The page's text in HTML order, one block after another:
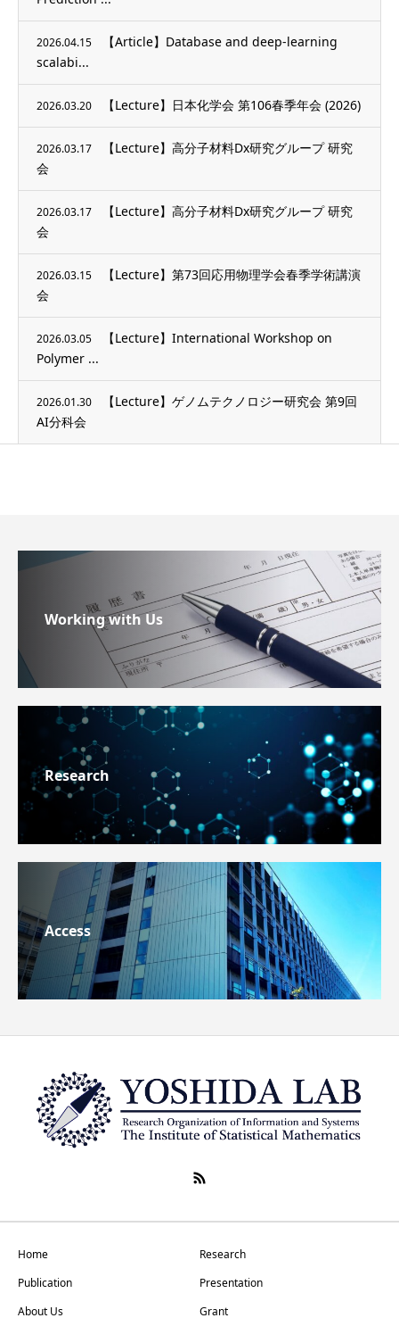
2026.04.15
【Article】Database and deep-learning
scalabi...
2026.03.20 【Lecture】日本化学会 第106春季年会 (2026)
2026.03.17
【Lecture】高分子材料Dx研究グループ 研究
会
2026.03.17
【Lecture】高分子材料Dx研究グループ 研究
会
2026.03.15
【Lecture】第73回応用物理学会春季学術講演
会
2026.03.05
【Lecture】International Workshop on
Polymer ...
2026.01.30
【Lecture】ゲノムテクノロジー研究会 第9回
AI分科会
Working with Us
Research
Access
Home
Research
Publication
Presentation
About Us
Grant